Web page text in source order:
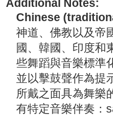
Additional Notes:
Chinese
神道、佛教以及帝
國、韓國、印度和
些舞蹈與音樂標準
並以擊鼓聲作為提
所戴之面具為舞樂
有特定音樂伴奏：